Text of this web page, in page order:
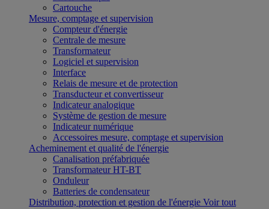
Cartouche
Mesure, comptage et supervision
Compteur d'énergie
Centrale de mesure
Transformateur
Logiciel et supervision
Interface
Relais de mesure et de protection
Transducteur et convertisseur
Indicateur analogique
Système de gestion de mesure
Indicateur numérique
Accessoires mesure, comptage et supervision
Acheminement et qualité de l'énergie
Canalisation préfabriquée
Transformateur HT-BT
Onduleur
Batteries de condensateur
Distribution, protection et gestion de l'énergie Voir tout